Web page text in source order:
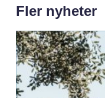
Fler nyheter